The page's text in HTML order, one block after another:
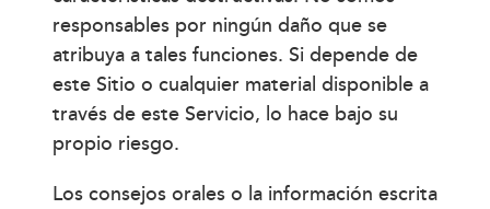
responsables por ningún daño que se
atribuya a tales funciones. Si depende de
este Sitio o cualquier material disponible a
través de este Servicio, lo hace bajo su
propio riesgo.
Los consejos orales o la información escrita